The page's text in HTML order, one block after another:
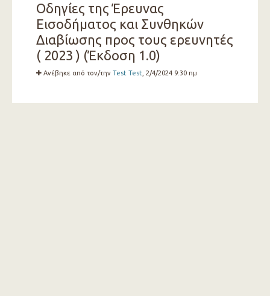
Οδηγίες της Έρευνας
Εισοδήματος και Συνθηκών
Διαβίωσης προς τους ερευνητές
( 2023 ) (Έκδοση 1.0)
Ανέβηκε από τον/την Test Test , 2/4/2024 9:30 πμ